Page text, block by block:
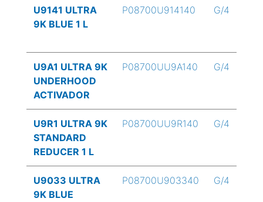
U9141 ULTRA
9K BLUE 1 L
P08700U914140 G/4
U9A1 ULTRA 9K
UNDERHOOD
ACTIVADOR
P08700UU9A140 G/4
U9R1 ULTRA 9K
STANDARD
REDUCER 1 L
P08700UU9R140 G/4
U9033 ULTRA
9K BLUE
P08700U903340 G/4